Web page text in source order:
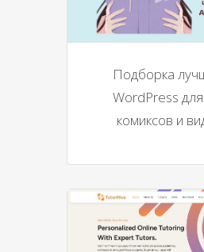
Подборка
WordPress
комиксов и